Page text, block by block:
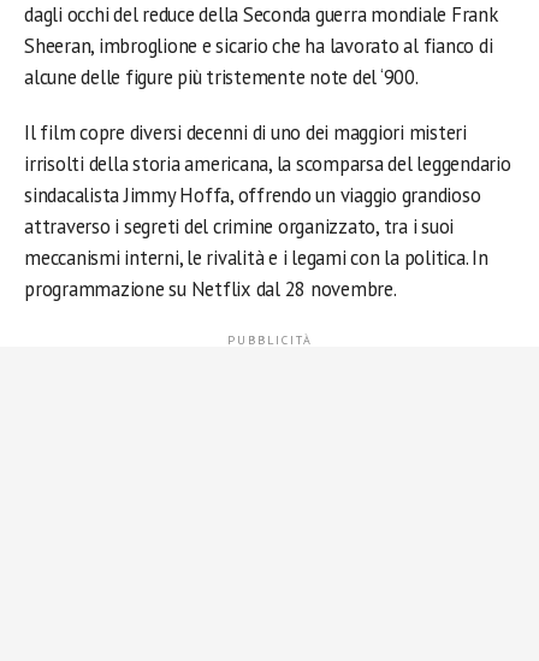
dagli occhi del reduce della Seconda guerra mondiale Frank
Sheeran, imbroglione e sicario che ha lavorato al fianco di
alcune delle figure più tristemente note del ‘900.
Il film copre diversi decenni di uno dei maggiori misteri
irrisolti della storia americana, la scomparsa del leggendario
sindacalista Jimmy Hoffa, offrendo un viaggio grandioso
attraverso i segreti del crimine organizzato, tra i suoi
meccanismi interni, le rivalità e i legami con la politica. In
programmazione su Netflix dal 28 novembre.